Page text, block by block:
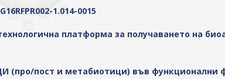
1.014-0015
платформа за получаването на
(про/пост и метабиотици) във функционални